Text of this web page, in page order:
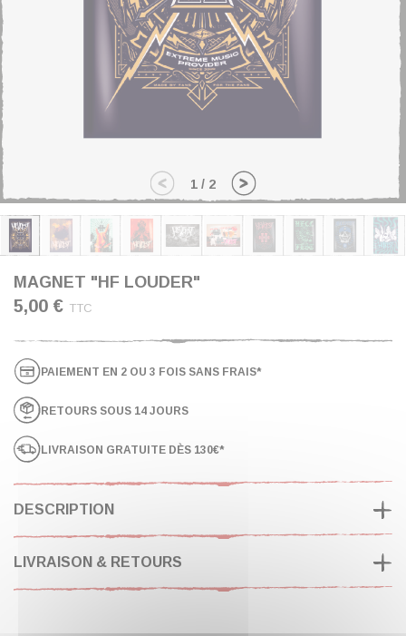
1 / 2
MAGNET "HF LOUDER"
5,00 € TTC
LIVRAISON GRATUITE DÈS 130€*
RETOURS SOUS 14 JOURS
PAIEMENT EN 2 OU 3 FOIS SANS FRAIS*
DESCRIPTION
LIVRAISON & RETOURS